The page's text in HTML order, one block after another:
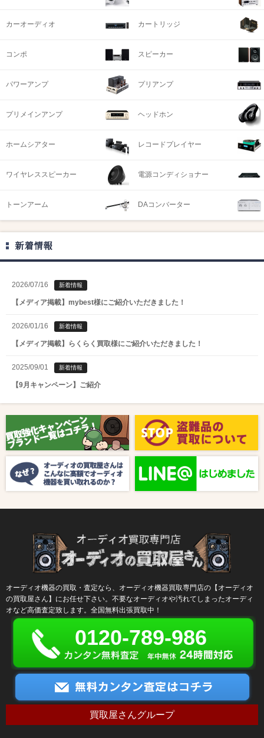
カーオーディオ カートリッジ
コンポ スピーカー
パワーアンプ プリアンプ
プリメインアンプ ヘッドホン
ホームシアター レコードプレイヤー
ワイヤレススピーカー 電源コンディショナー
トーンアーム DAコンバーター
新着情報
2026/07/16 新着情報
【メディア掲載】mybest様にご紹介いただきました！
2026/01/16 新着情報
【メディア掲載】らくらく買取様にご紹介いただきました！
2025/09/01 新着情報
【9月キャンペーン】ご紹介
【8月キャンペーン】ご紹介
2024/10/04 新着情報
【ラジオ番組放送のお知らせ】
オーディオ機器の買取・査定なら、オーディオ機器買取専門店の【オーディオ
の買取屋さん】にお任せ下さい。不要なオーディオや汚れてしまったオーディ
オなど高価査定致します。全国無料出張買取中！
0120-789-986
買取屋さんグループ